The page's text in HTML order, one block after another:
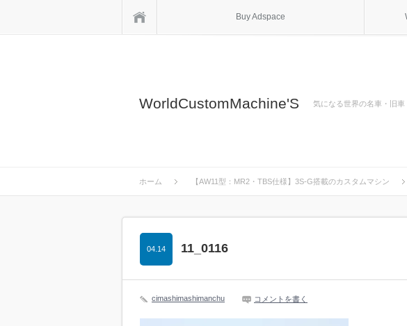
Buy Adspace
WorldCustomMachine'S 気になる世界の名車・旧
ホーム 【AW11型：MR2・TBS仕様】3S-G搭載のカスタムマシン
11_0116
04.14
cimashimashimanchu コメントを書く